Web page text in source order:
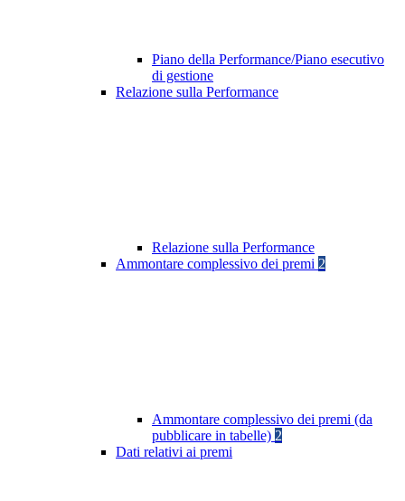
Piano della Performance/Piano esecutivo
di gestione
Relazione sulla Performance
Relazione sulla Performance
Ammontare complessivo dei premi 2
Ammontare complessivo dei premi (da
pubblicare in tabelle) 2
Dati relativi ai premi